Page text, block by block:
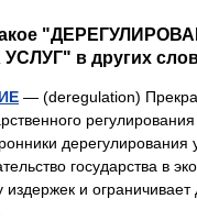
в других
— (deregulation)
дерегулирования
государства в
издержек и